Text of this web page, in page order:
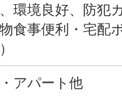
環境良好、防犯
食事便利・宅配
アパート他